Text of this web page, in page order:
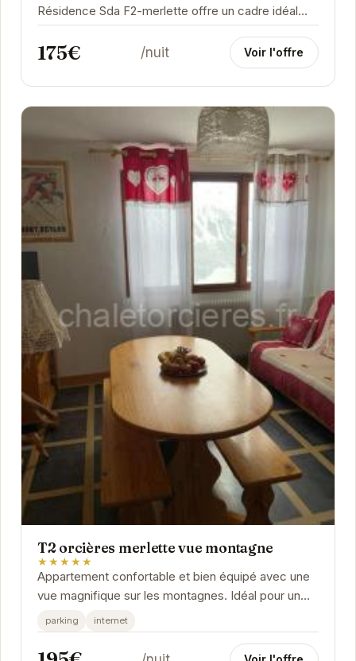
Résidence Sda F2-merlette offre un cadre idéal
pour des vacances à la montagne réussies. Son...
175€ /nuit Voir l'offre
T2 orcières merlette vue montagne
★★★★★
Appartement confortable et bien équipé avec une
vue magnifique sur les montagnes. Idéal pour un
séjour relaxant à Orcières.
parking internet